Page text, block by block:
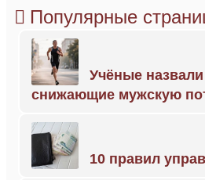
Популярные
Учёные
снижающие мужскую
10 правил